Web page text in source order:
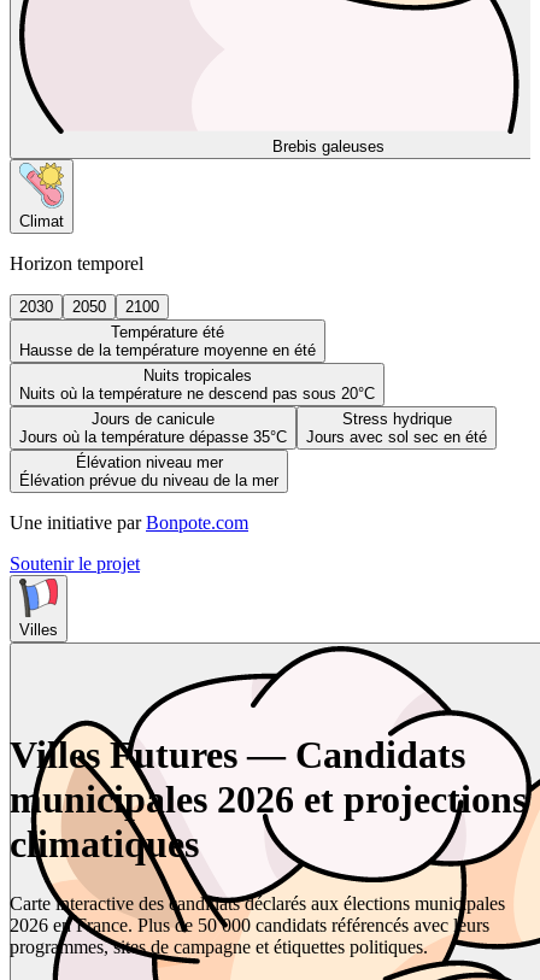
Brebis galeuses
Climat
Horizon temporel
2030 2050
2100
Température été
Hausse de la température moyenne en été
Nuits tropicales
Nuits où la température ne descend pas sous 20°C
Jours de canicule
Jours où la température dépasse 35°C
Stress hydrique
Jours avec sol sec en été
Élévation niveau mer
Élévation prévue du niveau de la mer
Une initiative par Bonpote.com
Soutenir le projet
Villes
Villes Futures — Candidats
municipales 2026 et projections
climatiques
Carte interactive des candidats déclarés aux élections municipales
2026 en France. Plus de 50 000 candidats référencés avec leurs
programmes, sites de campagne et étiquettes politiques.